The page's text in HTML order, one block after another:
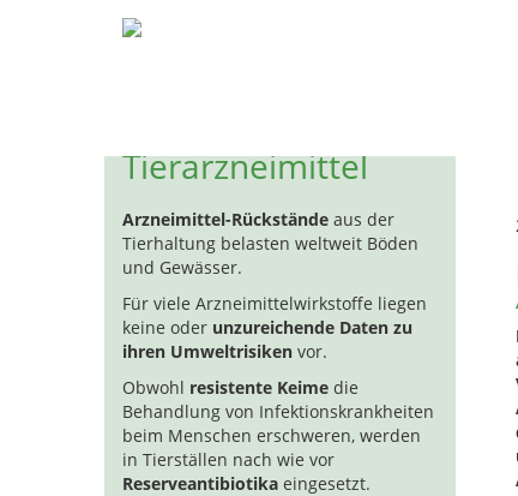
Tierarzneimittel
Arzneimittel-Rückstände aus der
Tierhaltung belasten weltweit Böden
und Gewässer.
Für viele Arzneimittelwirkstoffe liegen
keine oder unzureichende Daten zu
ihren Umweltrisiken vor.
Obwohl resistente Keime die
Behandlung von Infektionskrankheiten
beim Menschen erschweren, werden
in Tierställen nach wie vor
Reserveantibiotika eingesetzt.